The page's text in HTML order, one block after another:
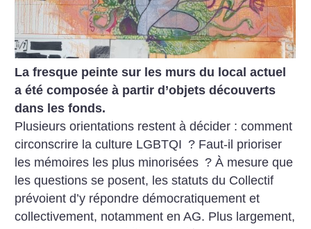
La fresque peinte sur les murs du local actuel
a été composée à partir d’objets découverts
dans les fonds.
Plusieurs orientations restent à décider : comment
circonscrire la culture LGBTQI ? Faut-il prioriser
les mémoires les plus minorisées ? À mesure que
les questions se posent, les statuts du Collectif
prévoient d’y répondre démocratiquement et
collectivement, notamment en AG. Plus largement,